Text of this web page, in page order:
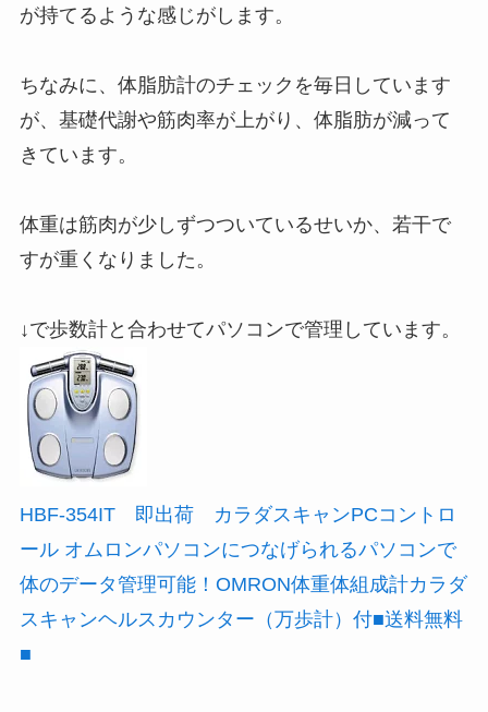
が持てるような感じがします。
ちなみに、体脂肪計のチェックを毎日しています
が、基礎代謝や筋肉率が上がり、体脂肪が減って
きています。
体重は筋肉が少しずつついているせいか、若干で
すが重くなりました。
↓で歩数計と合わせてパソコンで管理しています。
HBF-354IT 即出荷 カラダスキャンPCコントロ
ール オムロンパソコンにつなげられるパソコンで
体のデータ管理可能！OMRON体重体組成計カラダ
スキャンヘルスカウンター（万歩計）付■送料無料
■